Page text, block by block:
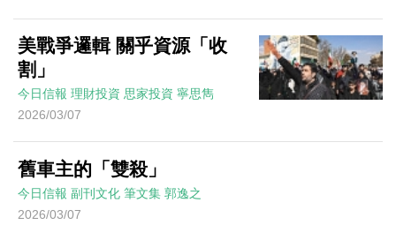
美戰爭邏輯 關乎資源「收
割」
今日信報 理財投資 思家投資 寧思雋
2026/03/07
舊車主的「雙殺」
今日信報 副刊文化 筆文集 郭逸之
2026/03/07